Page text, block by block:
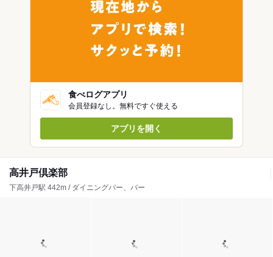
食べログアプリ
会員登録なし。無料ですぐ使える
アプリを開く
高井戸倶楽部
下高井戸駅 442m / ダイニングバー、バー